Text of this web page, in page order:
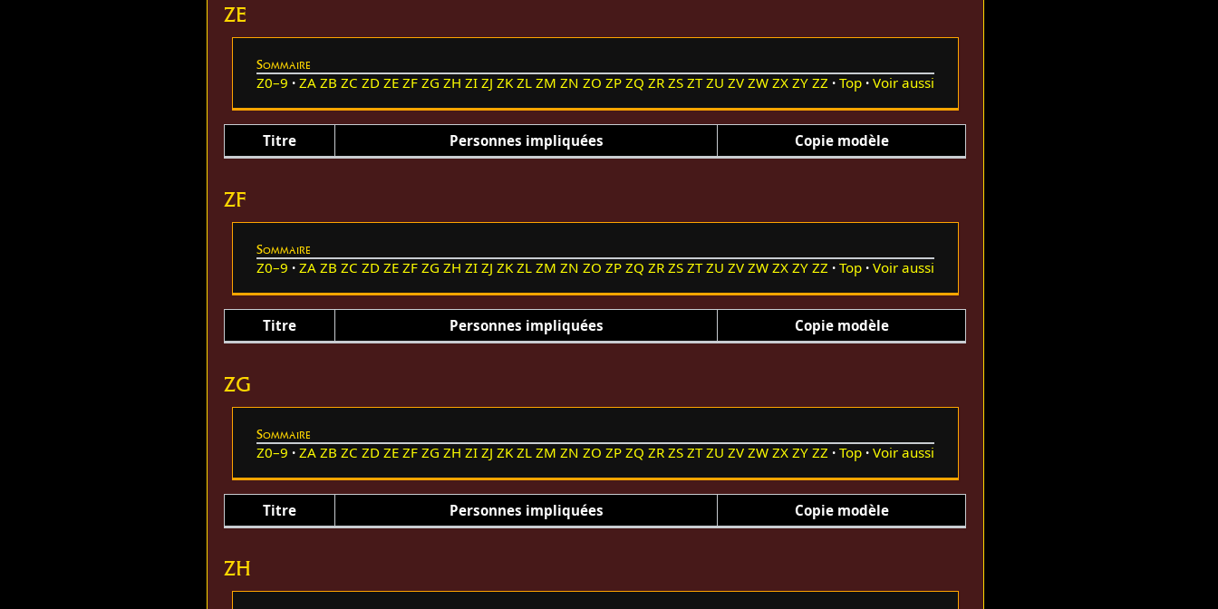
ZE
Sommaire
Z0–9 ZA ZB ZC ZD ZE ZF ZG ZH ZI ZJ ZK ZL ZM ZN ZO ZP ZQ ZR ZS ZT ZU ZV ZW ZX ZY ZZ Top Voir aussi
Titre Personnes impliquées Copie modèle
ZF
Sommaire
Z0–9 ZA ZB ZC ZD ZE ZF ZG ZH ZI ZJ ZK ZL ZM ZN ZO ZP ZQ ZR ZS ZT ZU ZV ZW ZX ZY ZZ Top Voir aussi
Titre Personnes impliquées Copie modèle
ZG
Sommaire
Z0–9 ZA ZB ZC ZD ZE ZF ZG ZH ZI ZJ ZK ZL ZM ZN ZO ZP ZQ ZR ZS ZT ZU ZV ZW ZX ZY ZZ Top Voir aussi
Titre Personnes impliquées Copie modèle
ZH